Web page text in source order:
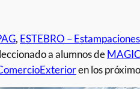
, ESTEBRO –
a alumnos de
en los